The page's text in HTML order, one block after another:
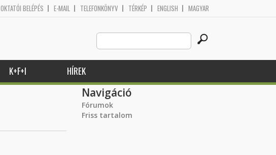
OKTATÓI BELÉPÉS E-MAIL TELEFONKÖNYV TÉRKÉP ENGLISH MAGYAR
Search
this
site
K+F+I HÍREK
Navigáció
Fórumok
Friss tartalom